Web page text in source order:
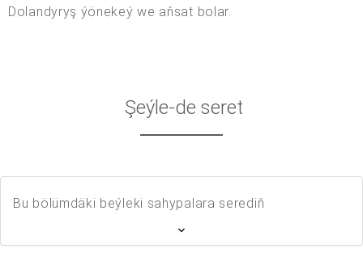
Dolandyryş ýönekeý we aňsat bolar.
Şeýle-de seret
Bu bölümdäki beýleki sahypalara serediň